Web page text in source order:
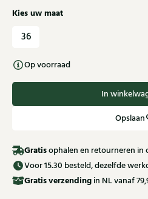
Kies uw maat
36
Op voorraad
In
Opslaan
Gratisophalen en retourneren in
Voor 15.30 besteld, dezelfde
Gratisverzending in NL vanaf